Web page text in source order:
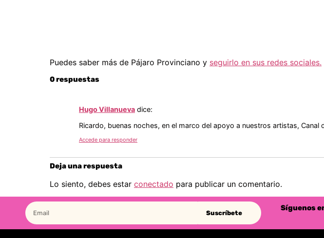
Puedes saber más de Pájaro Provinciano y seguirlo en sus redes sociales.
0 respuestas
Hugo Villanueva dice:
Ricardo, buenas noches, en el marco del apoyo a nuestros artistas,
Accede para responder
Deja una respuesta
Lo siento, debes estar conectado para publicar un comentario.
Suscríbete
Síguenos